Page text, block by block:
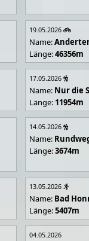
19.05.2026
Name:
Länge:46356m
17.05.2026
Name: Nur die
Länge: 11954m
14.05.2026
Name:
Länge:3674m
13.05.2026
Name: Bad
Länge:5407m
04.05.2026